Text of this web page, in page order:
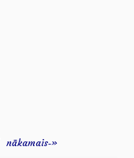
nākamais‑»